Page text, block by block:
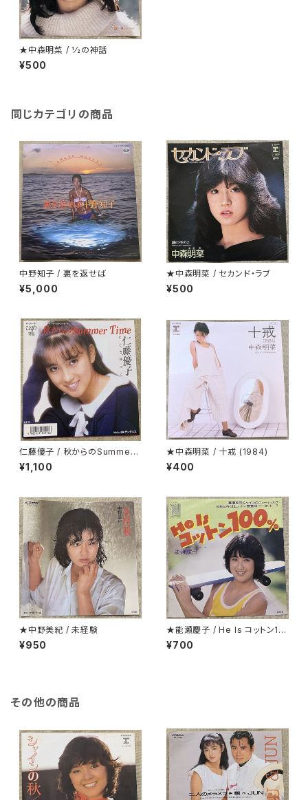
★中森明菜 / 1⁄2の神話
¥500
同じカテゴリの商品
中野知子 / 裏を返せば
¥5,000
★中森明菜 / セカンド・ラブ
¥500
仁藤優子 / 秋からのSummer
Time
¥1,100
★中森明菜 / 十戒 (1984)
¥400
★中野美紀 / 未経験
¥950
★能瀬慶子 / He Is コットン10
0％
¥700
その他の商品